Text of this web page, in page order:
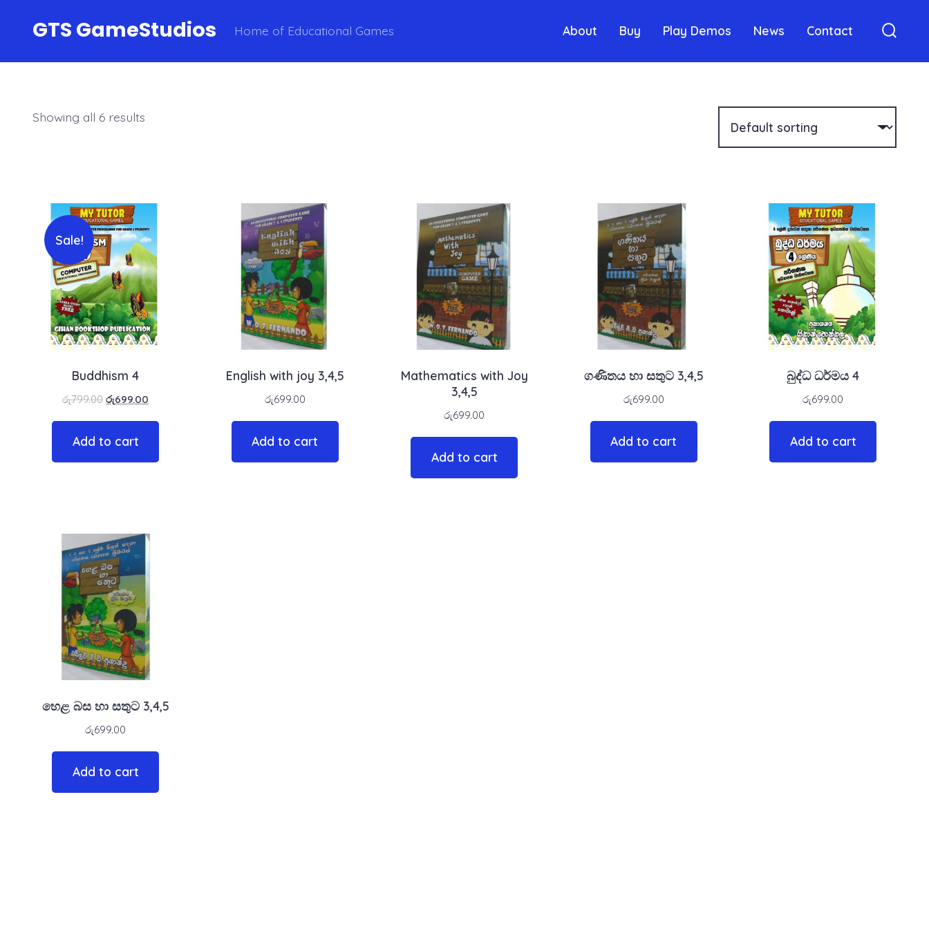
GTS GameStudios Home of Educational Games About Buy Play Demos News Contact
Showing all 6 results
Sale!
Buddhism 4
රු799.00 රු699.00
Add to cart
English with joy 3,4,5
රු699.00
Add to cart
Mathematics with Joy
3,4,5
රු699.00
Add to cart
ගණිතය හා සතුට 3,4,5
රු699.00
Add to cart
බුද්ධ ධර්මය 4
රු699.00
Add to cart
හෙළ බස හා සතුට 3,4,5
රු699.00
Add to cart